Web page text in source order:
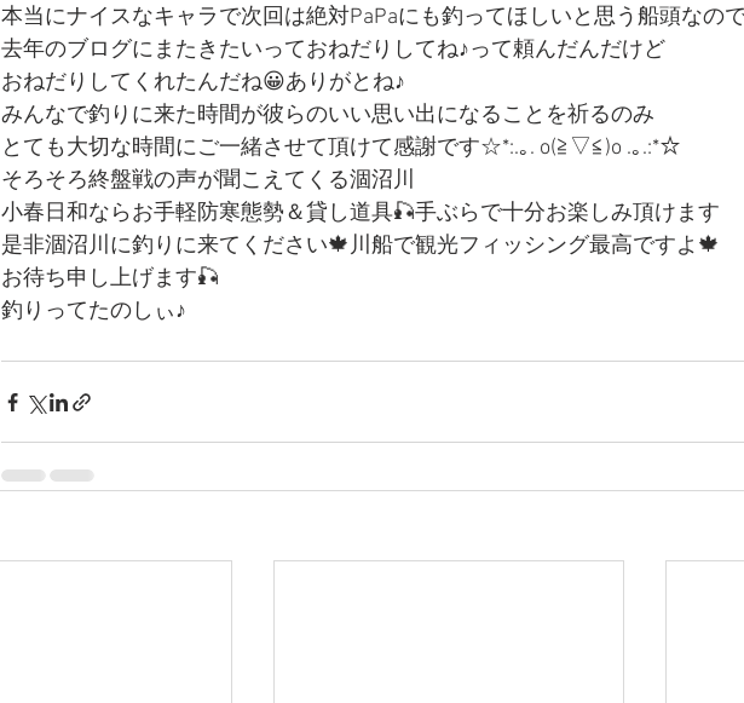
本当にナイスなキャラで次回は絶対PaPaにも釣ってほしいと思う船頭なの
去年のブログにまたきたいっておねだりしてね♪って頼んだんだけど
おねだりしてくれたんだね😀ありがとね♪
みんなで釣りに来た時間が彼らのいい思い出になることを祈るのみ
とても大切な時間にご一緒させて頂けて感謝です☆*:.｡. o(≧▽≦)o .｡.:*☆
そろそろ終盤戦の声が聞こえてくる涸沼川
小春日和ならお手軽防寒態勢＆貸し道具🎣手ぶらで十分お楽しみ頂けます
是非涸沼川に釣りに来てください🍁川船で観光フィッシング最高ですよ🍁
お待ち申し上げます🎣
釣りってたのしぃ♪